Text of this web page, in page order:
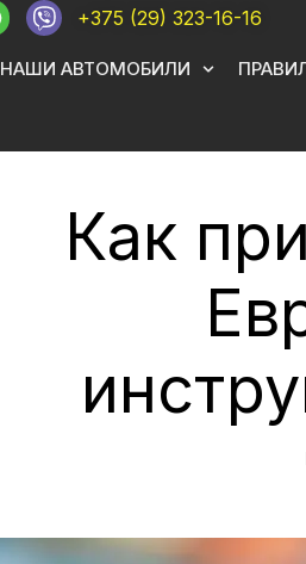
+375 (29) 323-16-16
НАШИ АВТОМОБИЛИ
Как